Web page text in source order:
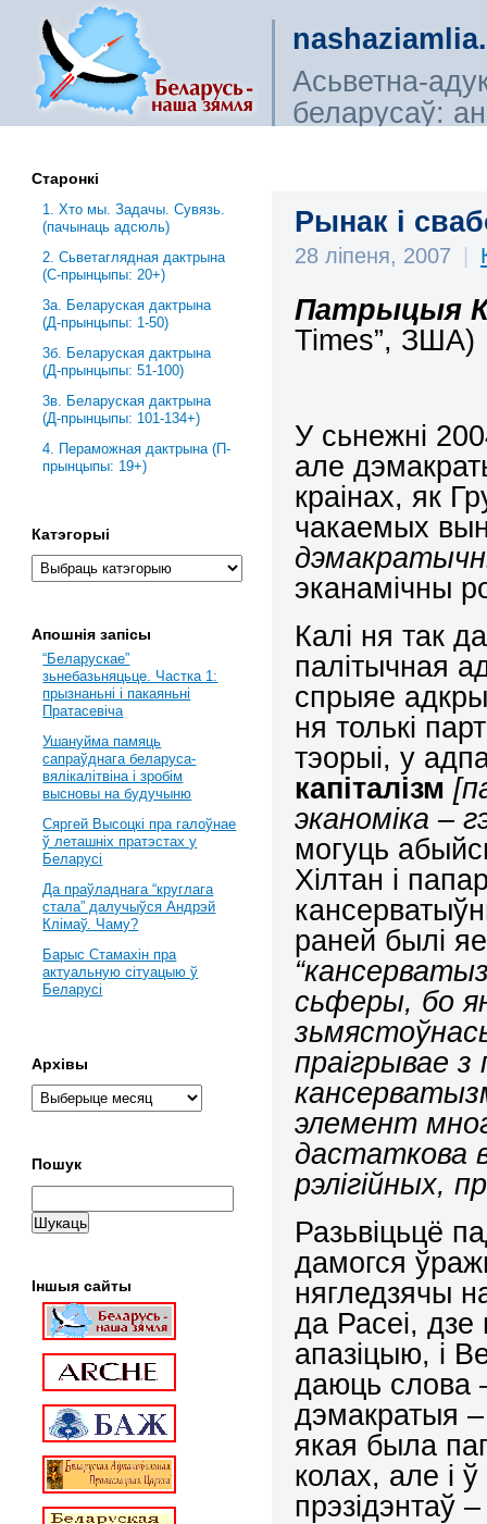
Асьветна-
беларусаў:
Рынак і
28 ліпеня, 2007 |
Патрыцыя
Times”, ЗША)
У сьнежні
але
краінах, як
чакаемых
эканамічны
Калі ня так
палітычная
спрыяе
ня толькі
тэорыі, у
капіталізм
эканоміка –
могуць
Хілтан і
раней былі
сьферы, бо
праігрывае з
элемент
дастаткова
рэлігійных,
Разьвіцьцё
дамогся
нягледзячы
да Расеі, дзе
апазіцыю, і
даюць слова
дэмакратыя
якая была
колах, але і
прэзідэнтаў
Старонкі
1. Хто мы. Задачы. Сувязь.
(пачынаць адсюль)
2. Сьветаглядная дактрына
(С-прынцыпы: 20+)
3a. Беларуская дактрына
(Д-прынцыпы: 1-50)
3б. Беларуская дактрына
(Д-прынцыпы: 51-100)
3в. Беларуская дактрына
(Д-прынцыпы: 101-134+)
4. Пераможная дактрына (П-
прынцыпы: 19+)
Катэгорыі
Апошнія запісы
“Беларускае”
зьнебазьняцьце. Частка 1:
прызнаньні і пакаяньні
Пратасевіча
Ушануйма памяць
сапраўднага беларуса-
вялікалітвіна і зробім
высновы на будучыню
Сяргей Высоцкі пра галоўнае
ў леташніх пратэстах у
Беларусі
Да праўладнага “круглага
стала” далучыўся Андрэй
Клімаў. Чаму?
Барыс Стамахін пра
актуальную сітуацыю ў
Беларусі
Архівы
Пошук
Іншыя сайты